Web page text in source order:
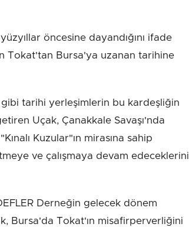
öncesine dayandığını ifade
Tokat'tan Bursa'ya uzanan tarihine
gibi tarihi yerleşimlerin bu kardeşliğin
Uçak, Çanakkale Savaşı'nda
Kuzular"ın mirasına sahip
ve çalışmaya devam edeceklerini
Derneğin gelecek dönem
Bursa'da Tokat'ın misafirperverliğini